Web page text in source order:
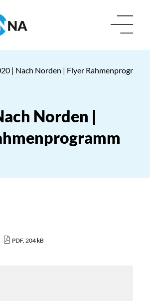
| Nach Norden | Flyer Rahmenprogramm
Norden |
PDF, 204 kB